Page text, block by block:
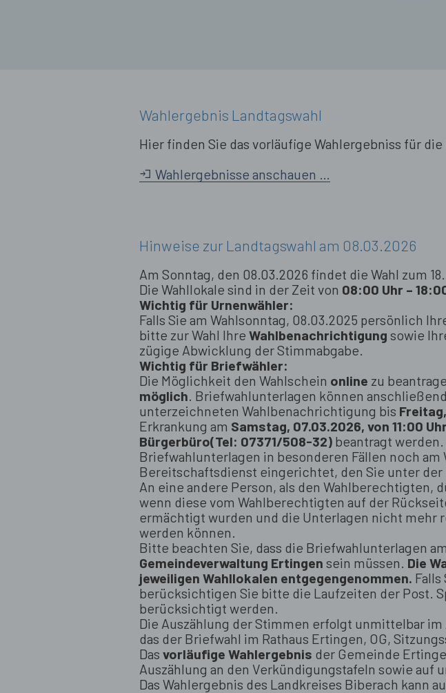
Wahlergebnis Landtagswahl
Hier finden Sie das vorläufige Wahlergebniss für
Wahlergebnisse anschauen …
Hinweise zur Landtagswahl am 08.03.2026
Am Sonntag, den 08.03.2026 findet die Wahl zum
Die Wahllokale sind in der Zeit von 08:00 Uhr –
Wichtig für Urnenwähler:
Falls Sie am Wahlsonntag, 08.03.2025 persönlich
bitte zur Wahl Ihre Wahlbenachrichtigung sowie
zügige Abwicklung der Stimmabgabe.
Wichtig für Briefwähler:
Die Möglichkeit den Wahlschein online zu
möglich. Briefwahlunterlagen können
unterzeichneten Wahlbenachrichtigung bis
Erkrankung am Samstag, 07.03.2026, von 11:00
Bürgerbüro(Tel: 07371/508-32) beantragt
Briefwahlunterlagen in besonderen Fällen noch
Bereitschaftsdienst eingerichtet, den Sie unter
An eine andere Person, als den
wenn diese vom Wahlberechtigten auf der
ermächtigt wurden und die Unterlagen nicht
werden können.
Bitte beachten Sie, dass die Briefwahlunterlagen
Gemeindeverwaltung Ertingen sein müssen. Die
jeweiligen Wahllokalen entgegengenommen.
berücksichtigen Sie bitte die Laufzeiten der Post.
berücksichtigt werden.
Die Auszählung der Stimmen erfolgt unmittelbar
das der Briefwahl im Rathaus Ertingen, OG,
Das vorläufige Wahlergebnis der Gemeinde
Auszählung an den Verkündigungstafeln sowie auf
Das Wahlergebnis des Landkreises Biberach kann